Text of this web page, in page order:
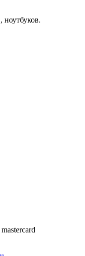
ноутбуков.